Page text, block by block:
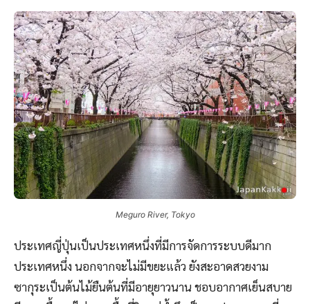
Meguro River, Tokyo
ประเทศญี่ปุ่นเป็นประเทศหนึ่งที่มีการจัดการระบบดีมาก
ประเทศหนึ่ง นอกจากจะไม่มีขยะแล้ว ยังสะอาดสวยงาม
ซากุระเป็นต้นไม้ยืนต้นที่มีอายุยาวนาน ชอบอากาศเย็นสบาย